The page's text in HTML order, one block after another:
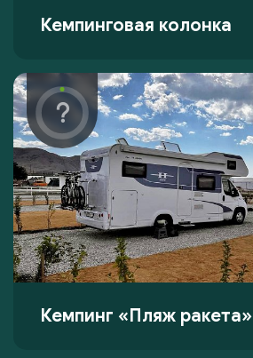
Кемпинговая колонка
Кемпинг «Пляж ракета»